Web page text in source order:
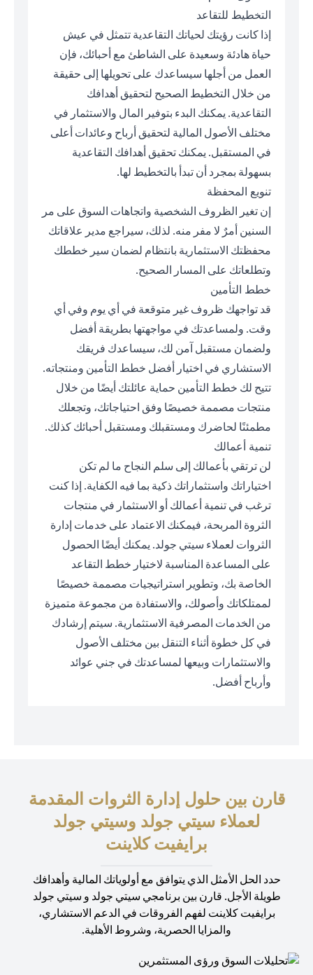
التخطيط للتقاعد
إذا كانت رؤيتك لحياتك التقاعدية تتمثل في عيش
حياة هادئة وسعيدة على الشاطئ مع أحبائك، فإن
العمل من أجلها سيساعدك على تحويلها إلى حقيقة
من خلال التخطيط الصحيح لتحقيق أهدافك
التقاعدية. يمكنك البدء بتوفير المال والاستثمار في
مختلف الأصول المالية لتحقيق أرباح وعائدات أعلى
في المستقبل. يمكنك تحقيق أهدافك التقاعدية
بسهولة بمجرد أن تبدأ بالتخطيط لها.
تنويع المحفظة
إن تغير الظروف الشخصية واتجاهات السوق على مر
السنين أمرٌ لا مفر منه. لذلك، سيراجع مدير علاقاتك
محفظتك الاستثمارية بانتظام لضمان سير خططك
وتطلعاتك على المسار الصحيح.
خطط التأمين
قد تواجهك ظروف غير متوقعة في أي يوم وفي أي
وقت. ولمساعدتك في مواجهتها بطريقة أفضل
ولضمان مستقبل آمن لك، سيساعدك فريقك
الاستشاري في اختيار أفضل خطط التأمين ومنتجاته.
تتيح لك خطط التأمين حماية عائلتك أيضًا من خلال
منتجات مصممة خصيصًا وفق احتياجاتك، وتجعلك
مطمئنًا لحاضرك ومستقبلك ومستقبل أحبائك كذلك.
تنمية أعمالك
لن ترتقي بأعمالك إلى سلم النجاح ما لم تكن
اختياراتك واستثماراتك ذكية بما فيه الكفاية. إذا كنت
ترغب في تنمية أعمالك أو الاستثمار في منتجات
الثروة المربحة، فيمكنك الاعتماد على خدمات إدارة
الثروات لعملاء سيتي جولد. يمكنك أيضًا الحصول
على المساعدة المناسبة لاختيار خطط التقاعد
الخاصة بك، وتطوير استراتيجيات مصممة خصيصًا
لممتلكاتك وأصولك، والاستفادة من مجموعة متميزة
من الخدمات المصرفية الاستثمارية. سيتم إرشادك
في كل خطوة أثناء التنقل بين مختلف الأصول
والاستثمارات وبيعها لمساعدتك في جني عوائد
وأرباح أفضل.
قارن بين حلول إدارة الثروات المقدمة
لعملاء سيتي جولد وسيتي جولد
برايفيت كلاينت
حدد الحل الأمثل الذي يتوافق مع أولوياتك المالية وأهدافك
طويلة الأجل. قارن بين برنامجي سيتي جولد و سيتي جولد
برايفيت كلاينت لفهم الفروقات في الدعم الاستشاري،
والمزايا الحصرية، وشروط الأهلية.